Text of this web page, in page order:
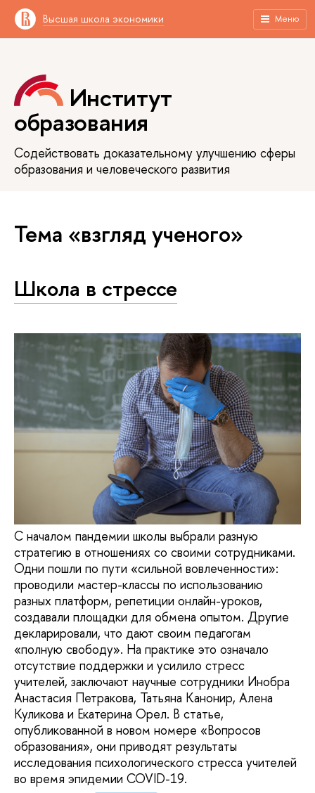
Высшая школа экономики Меню
Институт
образования
Содействовать доказательному улучшению сферы
образования и человеческого развития
Тема «взгляд ученого»
Школа в стрессе
С началом пандемии школы выбрали разную
стратегию в отношениях со своими сотрудниками.
Одни пошли по пути «сильной вовлеченности»:
проводили мастер-классы по использованию
разных платформ, репетиции онлайн-уроков,
создавали площадки для обмена опытом. Другие
декларировали, что дают своим педагогам
«полную свободу». На практике это означало
отсутствие поддержки и усилило стресс
учителей, заключают научные сотрудники Инобра
Анастасия Петракова, Татьяна Канонир, Алена
Куликова и Екатерина Орел. В статье,
опубликованной в новом номере «Вопросов
образования», они приводят результаты
исследования психологического стресса учителей
во время эпидемии COVID-19.